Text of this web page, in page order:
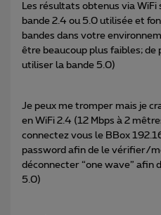
Les résultats obtenus via WiFi
bande 2.4 ou 5.0 utilisée et
bandes dans votre
être beaucoup plus faibles; de
utiliser la bande 5.0)
Je peux me tromper mais je
en WiFi 2.4 (12 Mbps à 2
connectez vous le BBox
password afin de le vérifier/
déconnecter “one wave” afin
5.0)